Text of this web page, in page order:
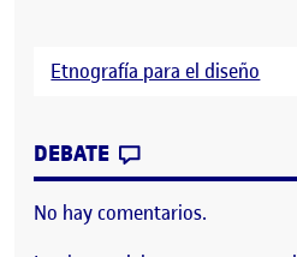
Etnografía para el diseño
DEBATE
No hay comentarios.